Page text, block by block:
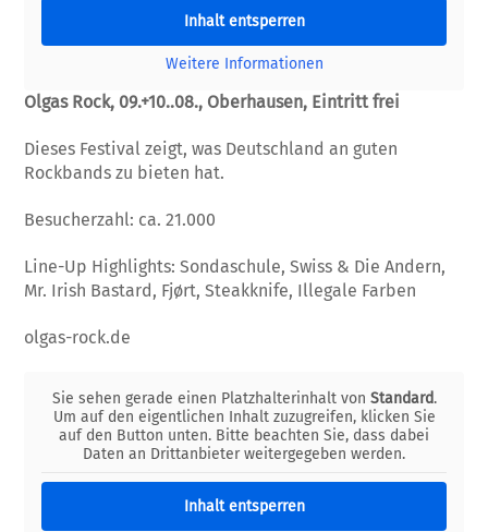
Inhalt entsperren
Weitere Informationen
Olgas Rock, 09.+10..08., Oberhausen, Eintritt frei
Dieses Festival zeigt, was Deutschland an guten
Rockbands zu bieten hat.
Besucherzahl: ca. 21.000
Line-Up Highlights: Sondaschule, Swiss & Die Andern,
Mr. Irish Bastard, Fjørt, Steakknife, Illegale Farben
olgas-rock.de
Sie sehen gerade einen Platzhalterinhalt von Standard.
Um auf den eigentlichen Inhalt zuzugreifen, klicken Sie
auf den Button unten. Bitte beachten Sie, dass dabei
Daten an Drittanbieter weitergegeben werden.
Inhalt entsperren